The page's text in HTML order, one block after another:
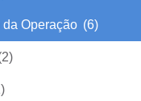
da Operação (6)